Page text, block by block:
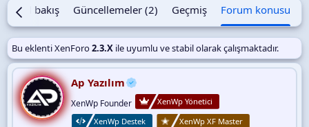
ş
l
a
t
a
n
g
ç
t
a
r
i
i
a
ü
e
e
Genel bakış Güncellemeler (2) Geçmiş Forum konusu
Bu eklenti XenForo2.3.X ile uyumlu ve stabil olarak çalışmaktadır.
Ap Yazılım
XenWp Founder
XenWp Yönetici
XenWp Destek
XenWp XF Master